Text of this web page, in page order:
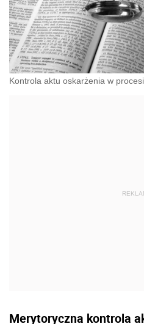
Kontrola aktu oskarżenia w
Merytoryczna kontrola